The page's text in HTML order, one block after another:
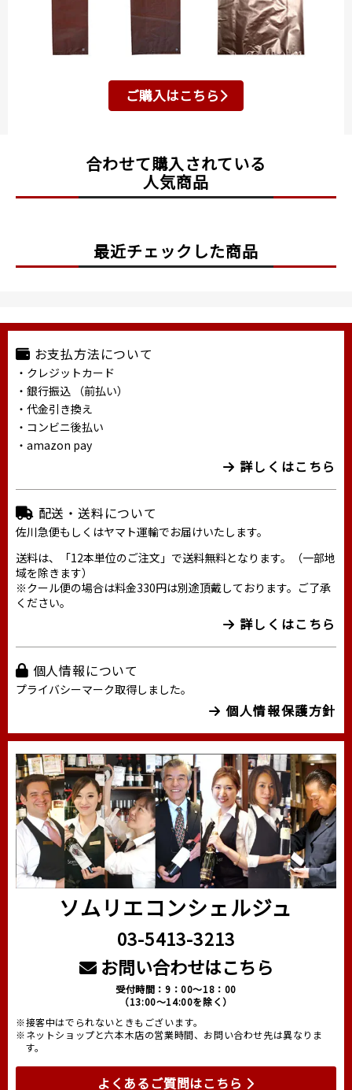
ご購入はこちら
合わせて購入されている
人気商品
最近チェックした商品
お支払方法について
・クレジットカード
・銀行振込 （前払い）
・代金引き換え
・コンビニ後払い
・amazon pay
詳しくはこちら
配送・送料について
佐川急便もしくはヤマト運輸でお届けいたします。
送料は、「12本単位のご注文」で送料無料となります。（一部地
域を除きます）
※クール便の場合は料金330円は別途頂戴しております。ご了承
ください。
詳しくはこちら
個人情報について
プライバシーマーク取得しました。
個人情報保護方針
ソムリエコンシェルジュ
03-5413-3213
お問い合わせはこちら
受付時間：9：00～18：00
（13:00～14:00を除く）
※接客中はでられないときもございます。
※ネットショップと六本木店の営業時間、お問い合わせ先は異なりま
す。
よくあるご質問はこちら